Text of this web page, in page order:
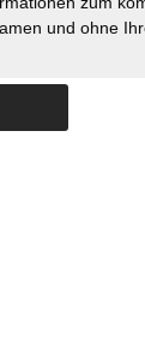
und ohne